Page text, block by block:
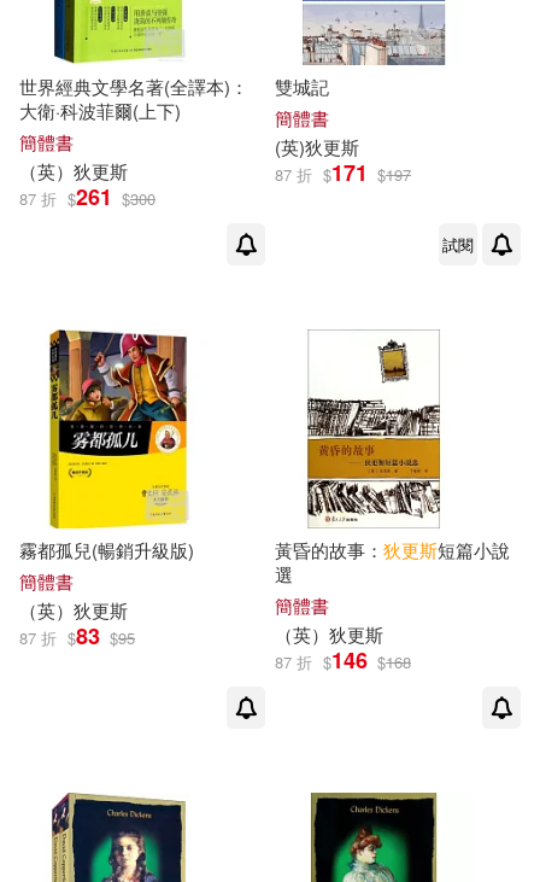
世界經典文學名著(全譯本)：
大衛·科波菲爾(上下)
簡體書
（英） 狄更斯
87 折 $261 $300
雙城記
簡體書
(英)狄更斯
87 折 $171 $197
試閱
霧都孤兒(暢銷升級版)
簡體書
（英） 狄更斯
87 折 $83 $95
黃昏的故事： 狄更斯短篇小說
選
簡體書
（英） 狄更斯
87 折 $146 $168